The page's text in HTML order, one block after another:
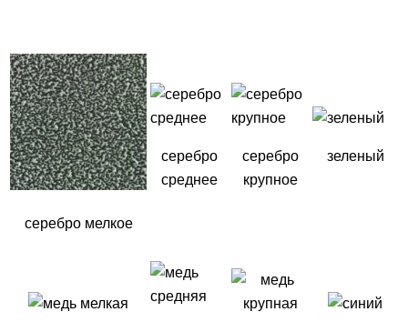
серебро мелкое
серебро
среднее
серебро
крупное
зеленый